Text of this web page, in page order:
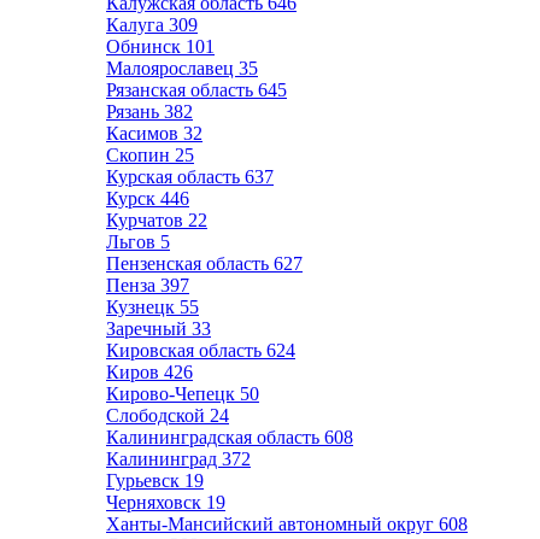
Калуга 309
Обнинск 101
Малоярославец 35
Рязанская область 645
Рязань 382
Касимов 32
Скопин 25
Курская область 637
Курск 446
Курчатов 22
Льгов 5
Пензенская область 627
Пенза 397
Кузнецк 55
Заречный 33
Кировская область 624
Киров 426
Кирово-Чепецк 50
Слободской 24
Калининградская область 608
Калининград 372
Гурьевск 19
Черняховск 19
Ханты-Мансийский автономный округ 608